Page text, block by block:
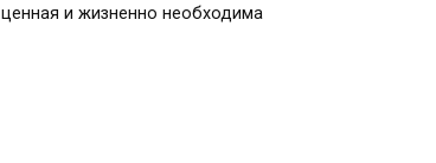
ценная и жизненно необходима